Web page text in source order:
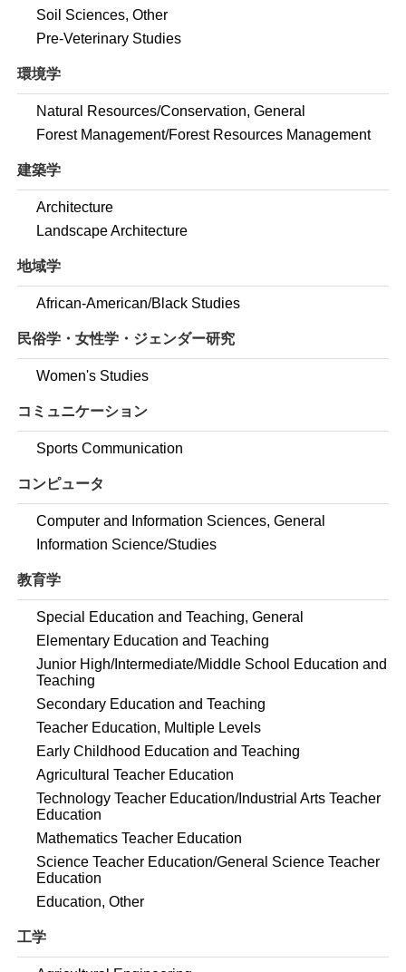
Soil Sciences, Other
Pre-Veterinary Studies
環境学
Natural Resources/Conservation, General
Forest Management/Forest Resources Management
建築学
Architecture
Landscape Architecture
地域学
African-American/Black Studies
民俗学・女性学・ジェンダー研究
Women's Studies
コミュニケーション
Sports Communication
コンピュータ
Computer and Information Sciences, General
Information Science/Studies
教育学
Special Education and Teaching, General
Elementary Education and Teaching
Junior High/Intermediate/Middle School Education and
Teaching
Secondary Education and Teaching
Teacher Education, Multiple Levels
Early Childhood Education and Teaching
Agricultural Teacher Education
Technology Teacher Education/Industrial Arts Teacher
Education
Mathematics Teacher Education
Science Teacher Education/General Science Teacher
Education
Education, Other
工学